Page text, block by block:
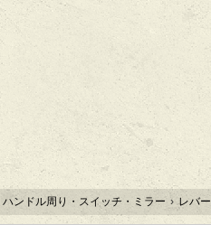
ハンドル周り・スイッチ・ミラー › レバー